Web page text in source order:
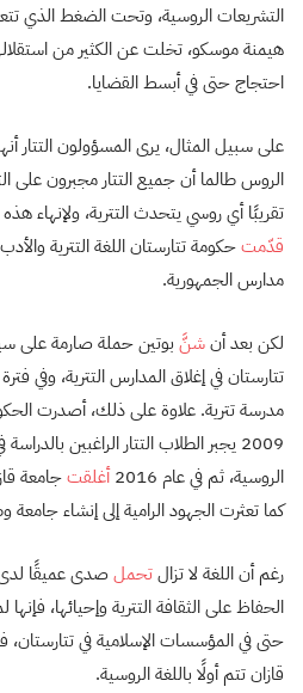
التشريعات الروسية، وتحت الضغط الذي
هيمنة موسكو، تخلت عن الكثير من
احتجاج حتى في أبسط القضايا.
على سبيل المثال، يرى المسؤولون التتار
الروس طالما أن جميع التتار مجبرون على
تقريبًا أي روسي يتحدث التترية، ولإنهاء هذه
قدّمتحكومة تتارستان اللغة التترية
مدارس الجمهورية.
لكن بعد أنشنَّ بوتين حملة صارمة على
مدرسة تترية. علاوة على ذلك، أصدرت
2009 يجبر الطلاب التتار الراغبين
الروسية، ثم في عام 2016
أغلقتجامعة
كما تعثرت الجهود الرامية إلى إنشاء جامعة
رغم أن اللغة لا تزالتحمل صدى عميقًا لدى
الحفاظ على الثقافة التترية وإحيائها،
حتى في المؤسسات الإسلامية في تتارستان،
قازان تتم أولًا باللغة الروسية.